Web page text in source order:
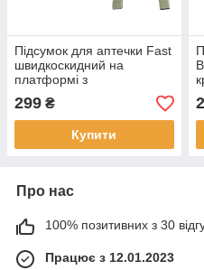
Підсумок для аптечки Fast
швидкоскидний на
платформі з
MOLLE піксель
299 ₴
Купити
Про нас
100% позитивних з 30
Працює з 12.01.2023